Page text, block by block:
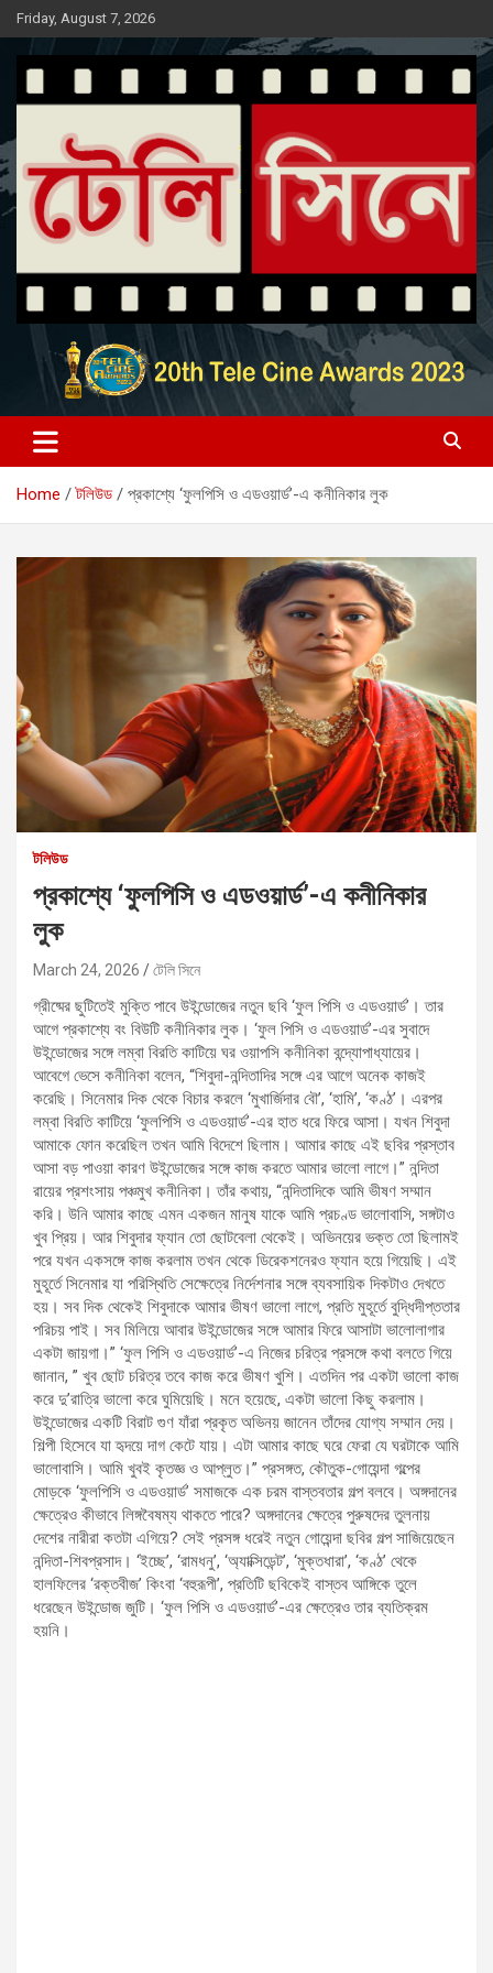
Skip
to
content
Friday, August 7, 2026
টেলি সিনে
Entertainment News Portal
Home টলিউড প্রকাশ্যে ‘ফুলপিসি ও এডওয়ার্ড’-এ কনীনিকার লুক
টলিউড
প্রকাশ্যে ‘ফুলপিসি ও এডওয়ার্ড’-এ কনীনিকার
লুক
March 24, 2026 টেলি সিনে
গ্রীষ্মের ছুটিতেই মুক্তি পাবে উইন্ডোজের নতুন ছবি ‘ফুল পিসি ও এডওয়ার্ড’। তার
আগে প্রকাশ্যে বং বিউটি কনীনিকার লুক। ‘ফুল পিসি ও এডওয়ার্ড’-এর সুবাদে
উইন্ডোজের সঙ্গে লম্বা বিরতি কাটিয়ে ঘর ওয়াপসি কনীনিকা বন্দ্যোপাধ্যায়ের।
আবেগে ভেসে কনীনিকা বলেন, “শিবুদা-নন্দিতাদির সঙ্গে এর আগে অনেক কাজই
করেছি। সিনেমার দিক থেকে বিচার করলে ‘মুখার্জিদার বৌ’, ‘হামি’, ‘কণ্ঠ’। এরপর
লম্বা বিরতি কাটিয়ে ‘ফুলপিসি ও এডওয়ার্ড’-এর হাত ধরে ফিরে আসা। যখন শিবুদা
আমাকে ফোন করেছিল তখন আমি বিদেশে ছিলাম। আমার কাছে এই ছবির প্রস্তাব
আসা বড় পাওয়া কারণ উইন্ডোজের সঙ্গে কাজ করতে আমার ভালো লাগে।” নন্দিতা
রায়ের প্রশংসায় পঞ্চমুখ কনীনিকা। তাঁর কথায়, “নন্দিতাদিকে আমি ভীষণ সম্মান
করি। উনি আমার কাছে এমন একজন মানুষ যাকে আমি প্রচণ্ড ভালোবাসি, সঙ্গটাও
খুব প্রিয়। আর শিবুদার ফ্যান তো ছোটবেলা থেকেই। অভিনয়ের ভক্ত তো ছিলামই
পরে যখন একসঙ্গে কাজ করলাম তখন থেকে ডিরেকশনেরও ফ্যান হয়ে গিয়েছি। এই
মুহূর্তে সিনেমার যা পরিস্থিতি সেক্ষেত্রে নির্দেশনার সঙ্গে ব্যবসায়িক দিকটাও দেখতে
হয়। সব দিক থেকেই শিবুদাকে আমার ভীষণ ভালো লাগে, প্রতি মুহূর্তে বুদ্ধিদীপ্ততার
পরিচয় পাই। সব মিলিয়ে আবার উইন্ডোজের সঙ্গে আমার ফিরে আসাটা ভালোলাগার
একটা জায়গা।” ‘ফুল পিসি ও এডওয়ার্ড’-এ নিজের চরিত্র প্রসঙ্গে কথা বলতে গিয়ে
জানান, ” খুব ছোট চরিত্র তবে কাজ করে ভীষণ খুশি। এতদিন পর একটা ভালো কাজ
করে দু’রাত্রি ভালো করে ঘুমিয়েছি। মনে হয়েছে, একটা ভালো কিছু করলাম।
উইন্ডোজের একটি বিরাট গুণ যাঁরা প্রকৃত অভিনয় জানেন তাঁদের যোগ্য সম্মান দেয়।
শিল্পী হিসেবে যা হৃদয়ে দাগ কেটে যায়। এটা আমার কাছে ঘরে ফেরা যে ঘরটাকে আমি
ভালোবাসি। আমি খুবই কৃতজ্ঞ ও আপ্লুত।” প্রসঙ্গত, কৌতুক-গোয়েন্দা গল্পের
মোড়কে ‘ফুলপিসি ও এডওয়ার্ড’ সমাজকে এক চরম বাস্তবতার গল্প বলবে। অঙ্গদানের
ক্ষেত্রেও কীভাবে লিঙ্গবৈষম্য থাকতে পারে? অঙ্গদানের ক্ষেত্রে পুরুষদের তুলনায়
দেশের নারীরা কতটা এগিয়ে? সেই প্রসঙ্গ ধরেই নতুন গোয়েন্দা ছবির গল্প সাজিয়েছেন
নন্দিতা-শিবপ্রসাদ। ‘ইচ্ছে’, ‘রামধনু’, ‘অ্যাক্সিডেন্ট’, ‘মুক্তধারা’, ‘কণ্ঠ’ থেকে
হালফিলের ‘রক্তবীজ’ কিংবা ‘বহুরূপী’, প্রতিটি ছবিকেই বাস্তব আঙ্গিকে তুলে
ধরেছেন উইন্ডোজ জুটি। ‘ফুল পিসি ও এডওয়ার্ড’-এর ক্ষেত্রেও তার ব্যতিক্রম
হয়নি।